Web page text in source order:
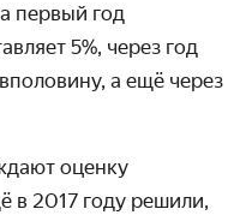
первый год
5%, через год
а ещё через
оценку
в 2017 году решили,